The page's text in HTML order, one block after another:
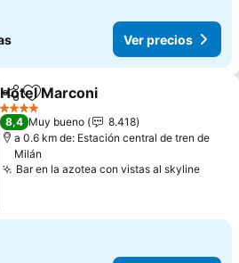
Ver precios
CompartirAgregar a favoritos
Hotel Marconi
4 Estrellas
8,4 Muy bueno
8.418
a 0.6 km de: Estación central de tren de
Milán
Bar en la azotea con vistas al skylineVer